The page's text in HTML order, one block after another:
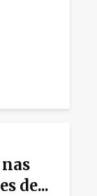
de...